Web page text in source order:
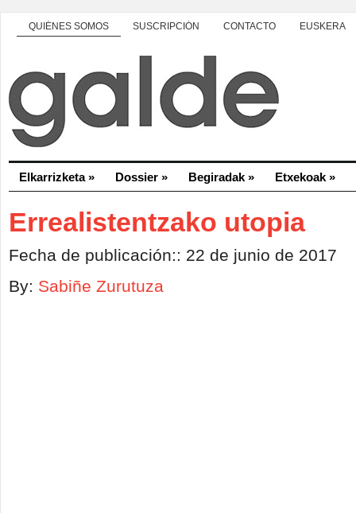
QUIÉNES SOMOS SUSCRIPCIÓN CONTACTO EUSKERA
Elkarrizketa» Dossier » Begiradak » Etxekoak »
Errealistentzako utopia
Fecha de publicación:: 22 de junio de 2017
By: Sabiñe Zurutuza